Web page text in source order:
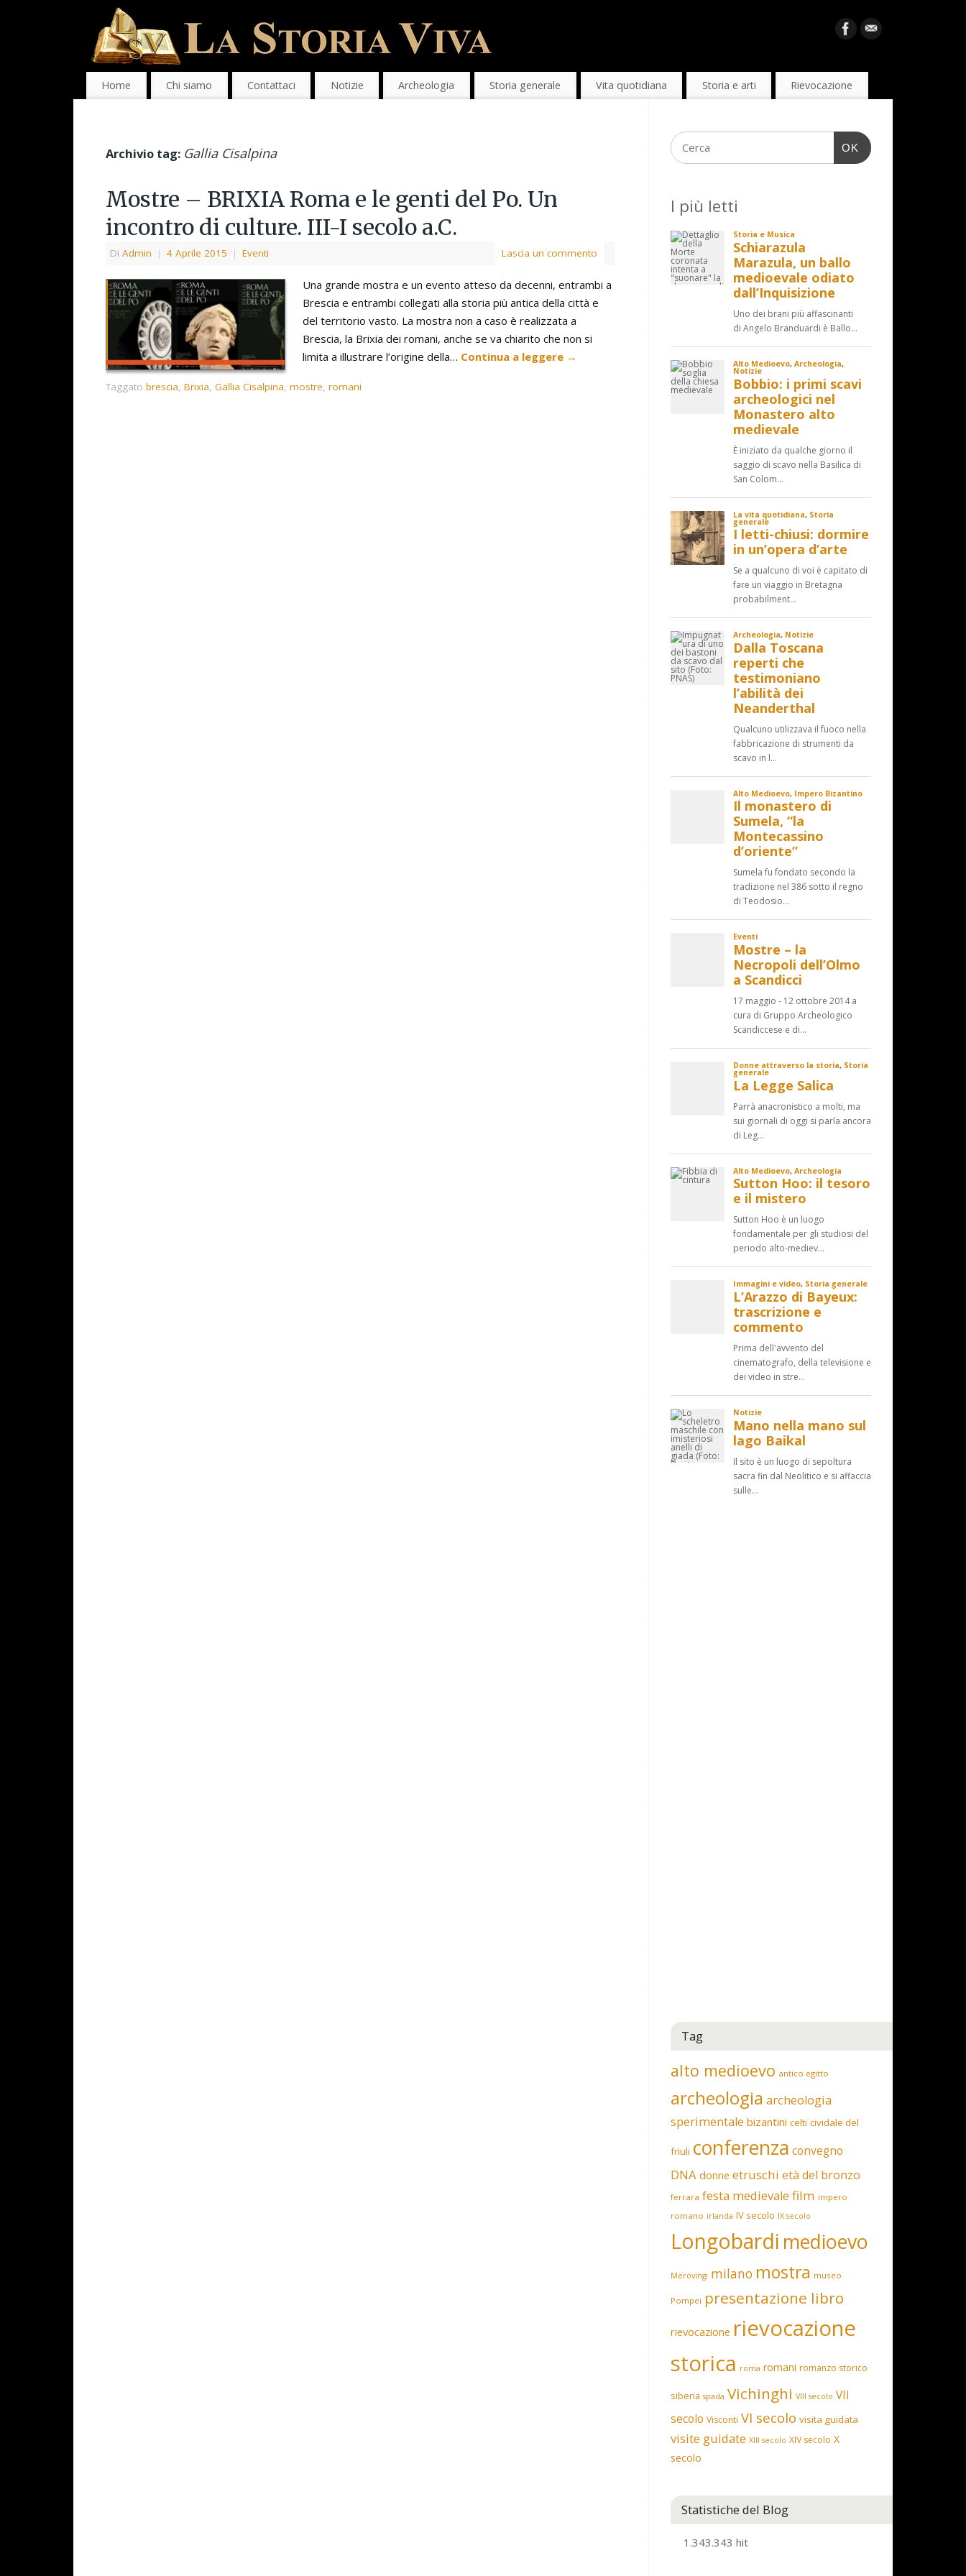
Home Chi siamo Contattaci Notizie Archeologia Storia generale Vita quotidiana Storia e arti Rievocazione
Archivio tag: Gallia Cisalpina
Mostre – BRIXIA Roma e le genti del Po. Un
incontro di culture. III-I secolo a.C.
Di Admin | 4 Aprile 2015 | Eventi Lascia un commento
Una grande mostra e un evento atteso da decenni, entrambi a
Brescia e entrambi collegati alla storia più antica della città e
del territorio vasto. La mostra non a caso è realizzata a
Brescia, la Brixia dei romani, anche se va chiarito che non si
limita a illustrare l’origine della… Continua a leggere →
Taggato brescia, Brixia, Gallia Cisalpina, mostre, romani
OK
I più letti
Tag
alto medioevo antico egitto
archeologia archeologia
sperimentale bizantini celti cividale del
friuli conferenza convegno
DNA donne etruschi età del bronzo
ferrara festa medievale film impero
romano irlanda IV secolo IX secolo
Longobardi medioevo
Merovingi milano mostra museo
Pompei presentazione libro
rievocazione rievocazione
storica roma romani romanzo storico
siberia spada Vichinghi VIII secolo VII
secolo Visconti VI secolo visita guidata
visite guidate XIII secolo XIV secolo X
secolo
Statistiche del Blog
1.343.343 hit